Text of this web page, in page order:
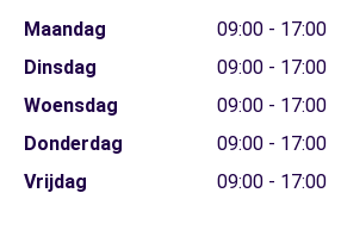
Maandag
09:00 - 17:00
Dinsdag
09:00 - 17:00
Woensdag
09:00 - 17:00
Donderdag
09:00 - 17:00
Vrijdag
09:00 - 17:00